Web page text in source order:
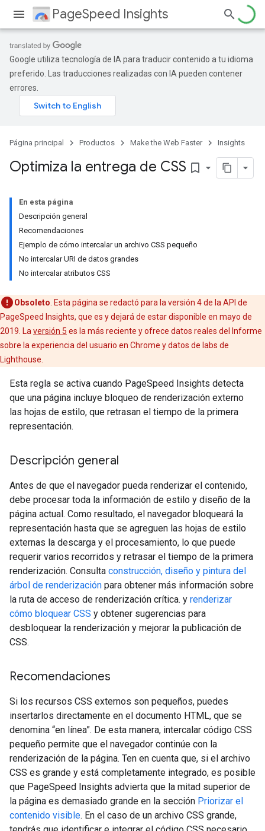
PageSpeed Insights
Google utiliza tecnología de IA para traducir contenido a tu idioma
preferido. Las traducciones realizadas con IA pueden contener
errores.
Página principal Productos Make the Web Faster Insights
Optimiza la entrega de CSS bookmark_border
En esta página
Descripción general
Recomendaciones
Ejemplo de cómo intercalar un archivo CSS pequeño
No intercalar URI de datos grandes
No intercalar atributos CSS
Obsoleto . Esta página se redactó para la versión 4 de la API de
PageSpeed Insights, que es y dejará de estar disponible en mayo de
2019. La versión 5 es la más reciente y ofrece datos reales del Informe
sobre la experiencia del usuario en Chrome y datos de labs de
Lighthouse.
Esta regla se activa cuando PageSpeed Insights detecta
que una página incluye bloqueo de renderización externo
las hojas de estilo, que retrasan el tiempo de la primera
representación.
Descripción general
Antes de que el navegador pueda renderizar el contenido,
debe procesar toda la información de estilo y diseño de la
página actual. Como resultado, el navegador bloqueará la
representación hasta que se agreguen las hojas de estilo
externas la descarga y el procesamiento, lo que puede
requerir varios recorridos y retrasar el tiempo de la primera
renderización. Consulta construcción, diseño y pintura del
árbol de renderización para obtener más información sobre
la ruta de acceso de renderización crítica. y renderizar
cómo bloquear CSS y obtener sugerencias para
desbloquear la renderización y mejorar la publicación de
CSS.
Recomendaciones
Si los recursos CSS externos son pequeños, puedes
insertarlos directamente en el documento HTML, que se
denomina “en línea”. De esta manera, intercalar código CSS
pequeño permite que el navegador continúe con la
renderización de la página. Ten en cuenta que, si el archivo
CSS es grande y está completamente integrado, es posible
que PageSpeed Insights advierta que la mitad superior de
la página es demasiado grande en la sección Priorizar el
contenido visible. En el caso de un archivo CSS grande,